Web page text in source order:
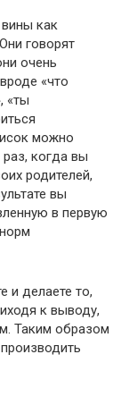
как
говорят
очень
«что
«ты
можно
когда вы
родителей,
вы
в первую
и делаете то,
к выводу,
Таким образом